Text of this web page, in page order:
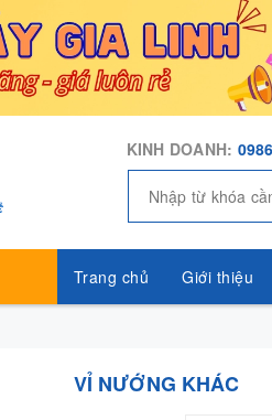
KINH DOANH:
Trang chủ Giới thiệu
VỈ NƯỚNG KHÁC